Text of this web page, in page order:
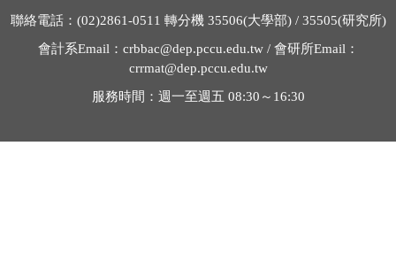
聯絡電話： (02)2861-0511 轉分機 35506(大學部) / 35505(研究所)
會計系Email ： crbbac@dep.pccu.edu.tw / 會研所Email ：
crrmat@dep.pccu.edu.tw
服務時間：週一至週五 08:30～16:30